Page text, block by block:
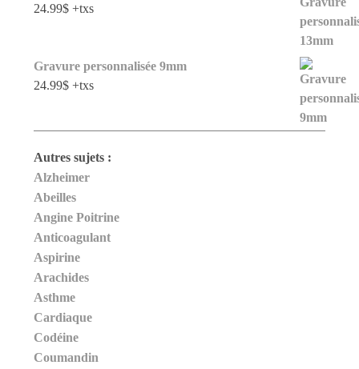
24.99$ +txs
Gravure personnalisée 9mm
24.99$ +txs
Autres sujets :
Alzheimer
Abeilles
Angine Poitrine
Anticoagulant
Aspirine
Arachides
Asthme
Cardiaque
Codéine
Coumandin